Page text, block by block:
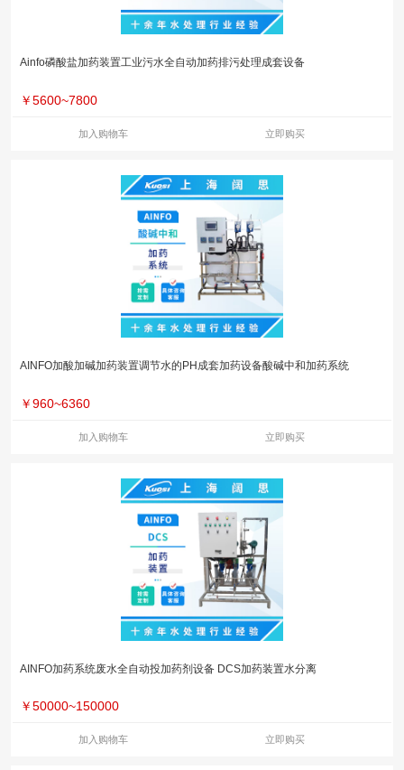
Ainfo磷酸盐加药装置工业污水全自动加药排污处理成套设备
￥5600~7800
加入购物车 立即购买
AINFO加酸加碱加药装置调节水的PH成套加药设备酸碱中和加药系统
￥960~6360
加入购物车 立即购买
AINFO加药系统废水全自动投加药剂设备 DCS加药装置水分离
￥50000~150000
加入购物车 立即购买